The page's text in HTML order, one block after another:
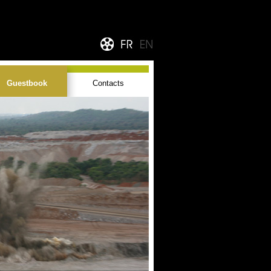
Guestbook Contacts